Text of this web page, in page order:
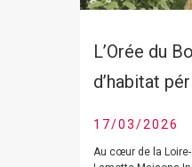
L’Orée du
d’habitat
17/03/2026
Au cœur de la